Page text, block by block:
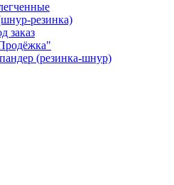
резинка)
заказ
(резинка-шнур)